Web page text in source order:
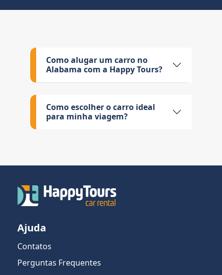
Como alugar um carro no
Alabama com a Happy Tours?
Como escolher o carro ideal
para minha viagem?
Ajuda
Contatos
Perguntas Frequentes